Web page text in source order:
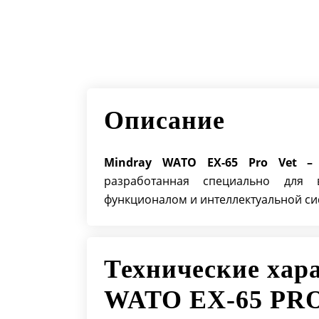
Описание
Mindray WATO EX-65 Pro Vet–
разработанная специально
функционалом и интеллектуальной
Технические
WATO EX-65